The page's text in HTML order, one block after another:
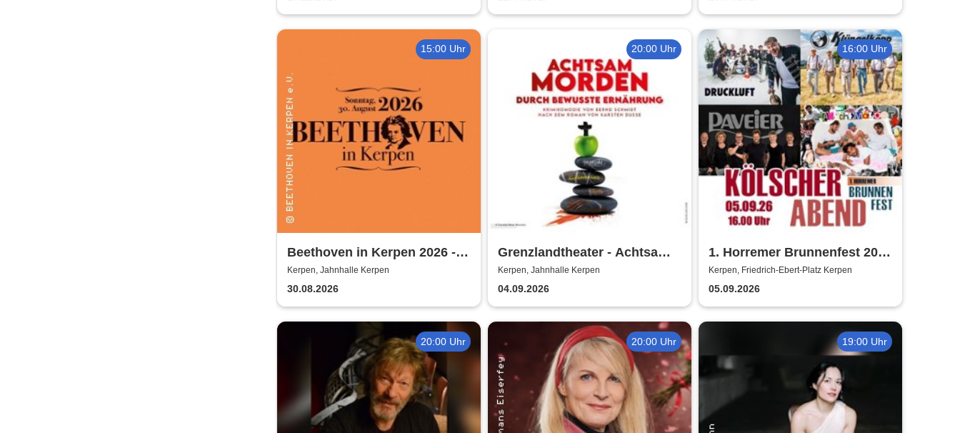
15:00 Uhr
Beethoven in Kerpen 2026 -
Sommerkonzerte 2026
Kerpen, Jahnhalle Kerpen
30.08.2026
20:00 Uhr
Grenzlandtheater - Achtsam
Morden durch bewusste
Ernährung
Kerpen, Jahnhalle Kerpen
04.09.2026
16:00 Uhr
1. Horremer Brunnenfest 2026
- Klüngelköpp, Druckluft,
Planschemalöör, Paveier
Kerpen, Friedrich-Ebert-Platz Kerpen
05.09.2026
20:00 Uhr 20:00 Uhr 19:00 Uhr